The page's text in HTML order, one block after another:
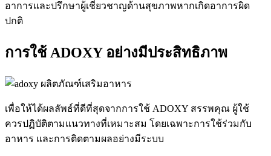
อาการและปรึกษาผู้เชี่ยวชาญด้านสุขภาพหากเกิดอาการผิด
ปกติ
การใช้ ADOXY อย่างมีประสิทธิภาพ
เพื่อให้ได้ผลลัพธ์ที่ดีที่สุดจากการใช้ ADOXY สรรพคุณ ผู้ใช้
ควรปฏิบัติตามแนวทางที่เหมาะสม โดยเฉพาะการใช้ร่วมกับ
อาหาร และการติดตามผลอย่างมีระบบ